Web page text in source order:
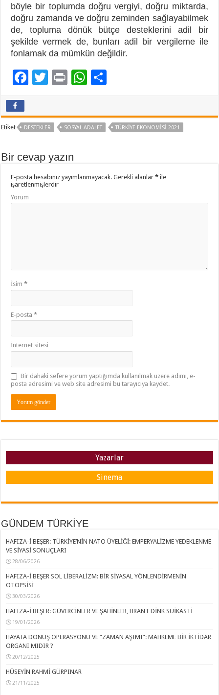
böyle bir toplumda doğru vergiyi, doğru miktarda,
doğru zamanda ve doğru zeminden sağlayabilmek
de, topluma dönük bütçe desteklerini adil bir
şekilde vermek de, bunları adil bir vergileme ile
fonlamak da mümkün değildir.
F
b
o
k
T
er
Pr W
sA aş
Etiket DESTEKLER SOSYAL ADALET TÜRKIYE EKONOMISI 2021
Bir cevap yazın
E-posta hesabınız yayımlanmayacak. Gerekli alanlar* ile
işaretlenmişlerdir
Yorum
İsim*
E-posta*
İnternet sitesi
Bir dahaki sefere yorum yaptığımda kullanılmak üzere adımı, e-
posta adresimi ve web site adresimi bu tarayıcıya kaydet.
Yazarlar
Sinema
GÜNDEM TÜRKİYE
HAFIZA-İ BEŞER: TÜRKİYE’NİN NATO ÜYELİĞİ: EMPERYALİZME YEDEKLENME
VE SİYASİ SONUÇLARI
28/06/2026
HAFIZA-İ BEŞER SOL LİBERALİZM: BİR SİYASAL YÖNLENDİRMENİN
OTOPSİSİ
30/03/2026
HAFIZA-İ BEŞER: GÜVERCİNLER VE ŞAHİNLER, HRANT DİNK SUİKASTİ
19/01/2026
HAYATA DÖNÜŞ OPERASYONU VE “ZAMAN AŞIMI”: MAHKEME BİR İKTİDAR
ORGANI MIDIR ?
20/12/2025
HÜSEYİN RAHMİ GÜRPINAR
21/11/2025